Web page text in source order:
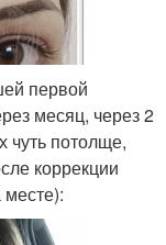
первой
месяц, через 2
чуть потолще,
коррекции